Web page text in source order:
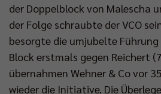
der Doppelblock von Malescha
der Folge schraubte der VCO
besorgte die umjubelte
Block erstmals gegen Reichert
übernahmen Wehner & Co vor
wieder die Initiative. Die